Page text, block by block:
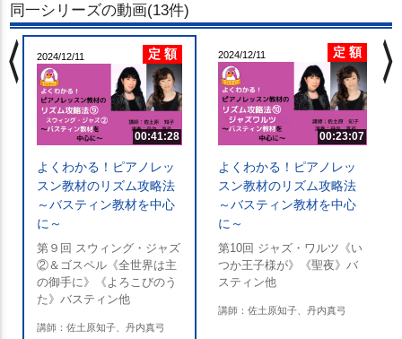
同一シリーズの動画(13件)
2024/12/11 定 額
00:41:28
よくわかる！ピアノレッ
スン教材のリズム攻略法
～バスティン教材を中心
に～
第９回 スウィング・ジャズ
②＆ゴスペル《全世界は主
の御手に》《よろこびのう
た》バスティン他
講師：佐土原知子、丹内真弓
2024/12/11 定 額
00:23:07
よくわかる！ピアノレッ
スン教材のリズム攻略法
～バスティン教材を中心
に～
第10回 ジャズ・ワルツ《い
つか王子様が》《聖夜》バ
スティン他
講師：佐土原知子、丹内真弓
chevron_left chevron_right